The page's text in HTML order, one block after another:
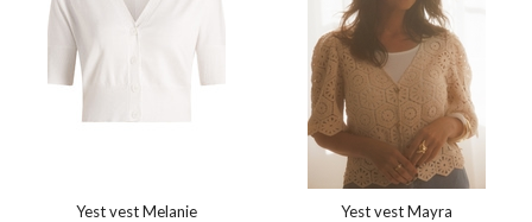
Yest vest Melanie Yest vest Mayra